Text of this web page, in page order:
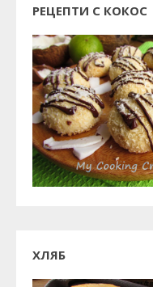
РЕЦЕПТИ С КОКОС
ХЛЯБ